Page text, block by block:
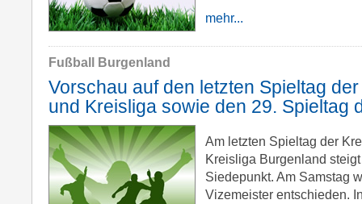
mehr...
Fußball Burgenland
Vorschau auf den letzten Spieltag
und Kreisliga sowie den 29. Spieltag
Am letzten Spieltag der
Kreisliga Burgenland
Siedepunkt. Am Samstag
Vizemeister entschieden.